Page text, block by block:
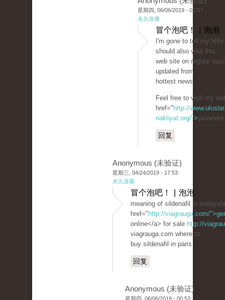
星期四, 06/06/2019 - 02:57
永久连接
冒个泡吧！ | 泡泡
I'm gone to tell my
should also visit this
web site on regular
updated from
hottest news.
Feel free to visit my
href=" http://
nakliyat.org/">
回复
Anonymous (未验证)
星期三, 04/24/2019 - 17:53
永久连接
冒个泡吧！ | 泡泡
meaning of sildenafil in
href=" http://viagrauga.com/
online</a> for sale http://
viagrauga.com where to
buy sildenafil in paris
回复
Anonymous (未验证)
星期四, 06/06/2019 - 00:53